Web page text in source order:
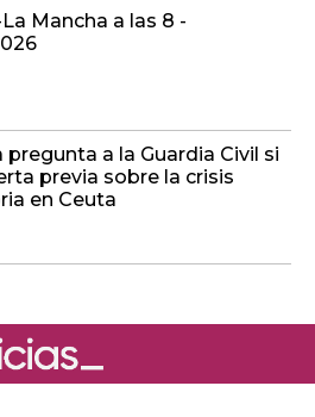
Mancha a las 8 -
pregunta a la Guardia Civil si
previa sobre la crisis
en Ceuta